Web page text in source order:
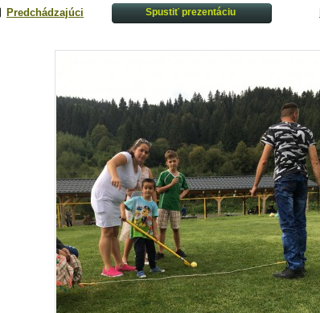
Predchádzajúci Spustiť prezentáciu